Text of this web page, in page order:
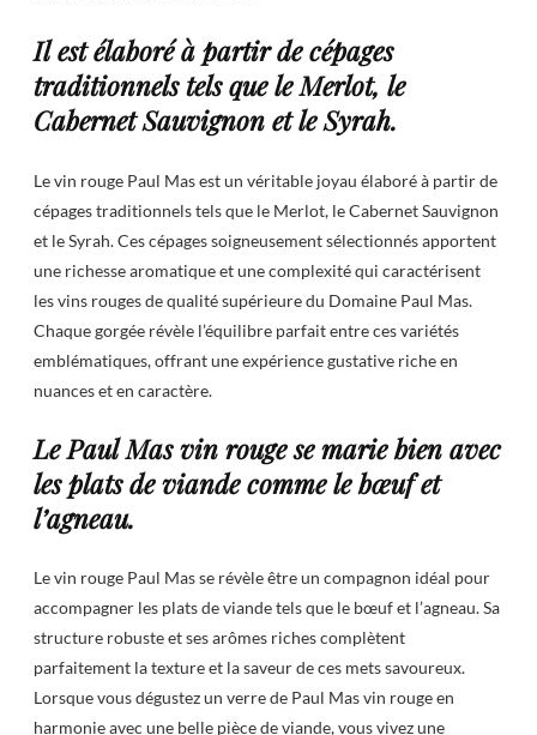
Il est élaboré à partir de cépages
traditionnels tels que le Merlot, le
Cabernet Sauvignon et le Syrah.
Le vin rouge Paul Mas est un véritable joyau élaboré à partir de
cépages traditionnels tels que le Merlot, le Cabernet Sauvignon
et le Syrah. Ces cépages soigneusement sélectionnés apportent
une richesse aromatique et une complexité qui caractérisent
les vins rouges de qualité supérieure du Domaine Paul Mas.
Chaque gorgée révèle l’équilibre parfait entre ces variétés
emblématiques, offrant une expérience gustative riche en
nuances et en caractère.
Le Paul Mas vin rouge se marie bien avec
les plats de viande comme le bœuf et
l’agneau.
Le vin rouge Paul Mas se révèle être un compagnon idéal pour
accompagner les plats de viande tels que le bœuf et l’agneau. Sa
structure robuste et ses arômes riches complètent
parfaitement la texture et la saveur de ces mets savoureux.
Lorsque vous dégustez un verre de Paul Mas vin rouge en
harmonie avec une belle pièce de viande, vous vivez une